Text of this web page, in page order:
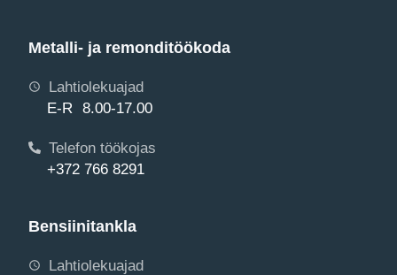
Metalli- ja remonditöökoda
Lahtiolekuajad
E-R 8.00-17.00
Telefon töökojas
+372 766 8291
Bensiinitankla
Lahtiolekuajad